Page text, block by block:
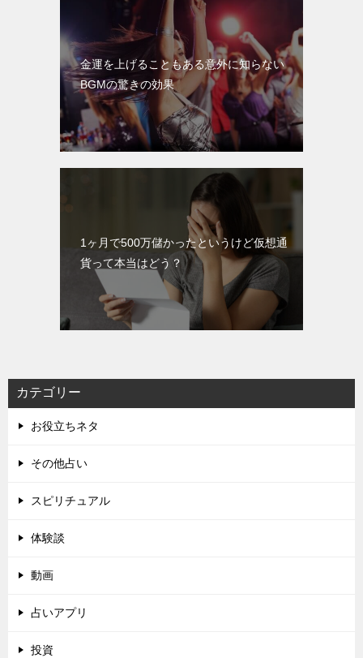
金運を上げることもある意外に知らない
BGMの驚きの効果
1ヶ月で500万儲かったというけど仮想通
貨って本当はどう？
カテゴリー
お役立ちネタ
その他占い
スピリチュアル
体験談
動画
占いアプリ
投資